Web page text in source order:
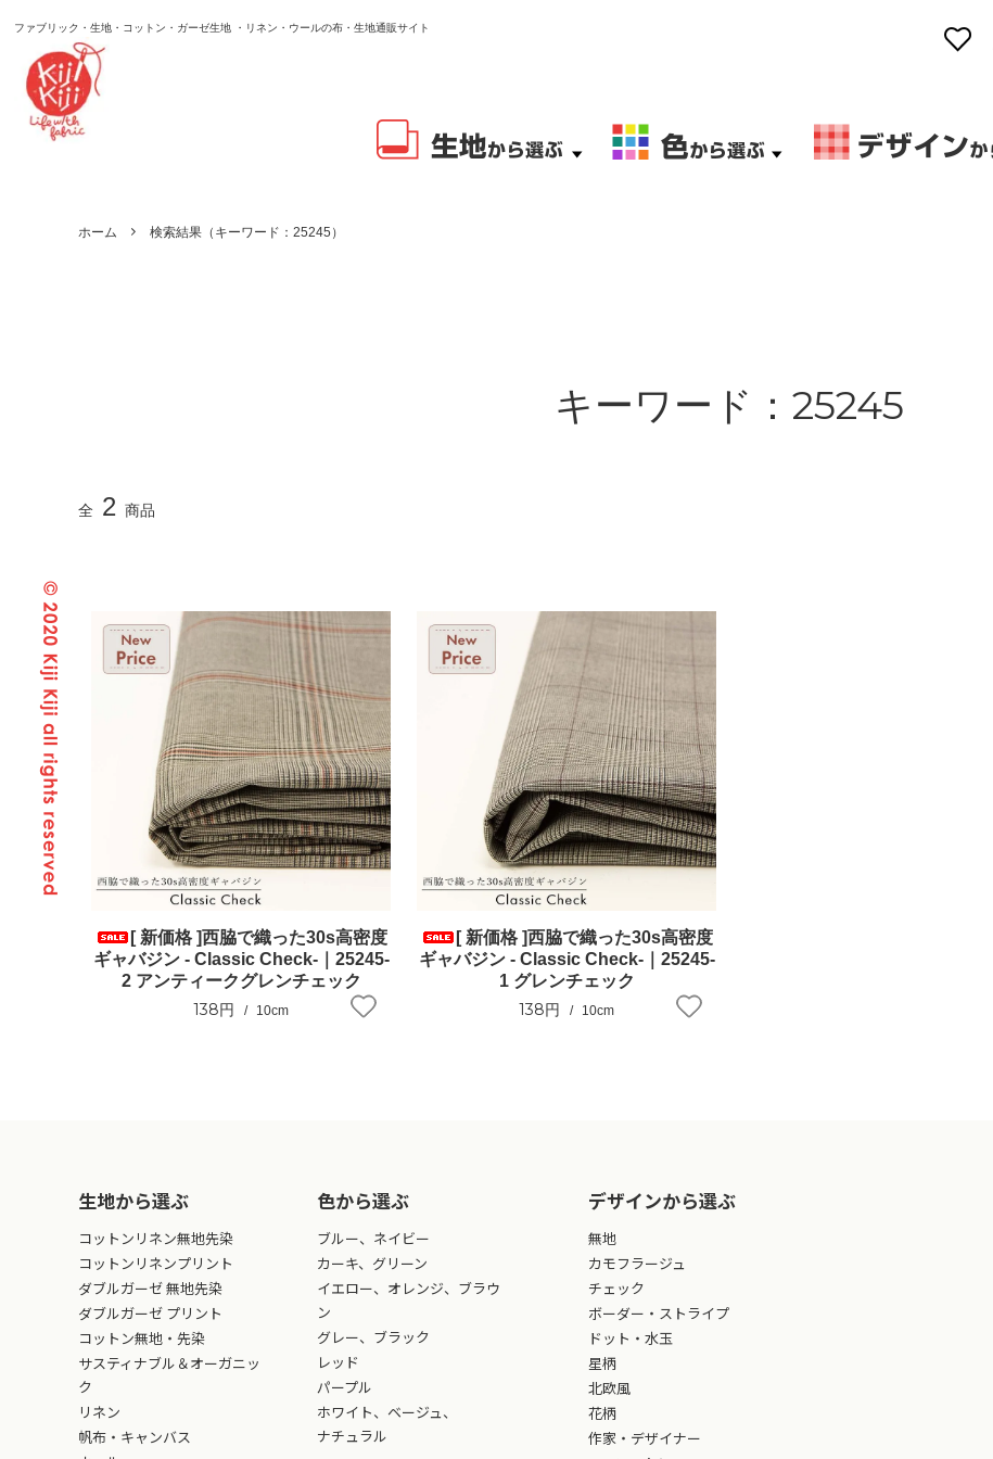
ファブリック・生地・コットン・ガーゼ生地 ・リネン・ウールの布・生地通販サイト
ホーム 検索結果（キーワード：25245）
キーワード：25245
全 2 商品
[ 新価格 ]西脇で織った30s高密度
ギャバジン - Classic Check-｜25245-
2 アンティークグレンチェック
138円 10cm
[ 新価格 ]西脇で織った30s高密度
ギャバジン - Classic Check-｜25245-
1 グレンチェック
138円 10cm
生地から選ぶ
コットンリネン無地先染
コットンリネンプリント
ダブルガーゼ 無地先染
ダブルガーゼ プリント
コットン無地・先染
サスティナブル＆オーガニッ
ク
リネン
帆布・キャンバス
色から選ぶ
ブルー、ネイビー
カーキ、グリーン
イエロー、オレンジ、ブラウ
ン
グレー、ブラック
レッド
パープル
ホワイト、ベージュ、
ナチュラル
デザインから選ぶ
無地
カモフラージュ
チェック
ボーダー・ストライプ
ドット・水玉
星柄
北欧風
花柄
作家・デザイナー